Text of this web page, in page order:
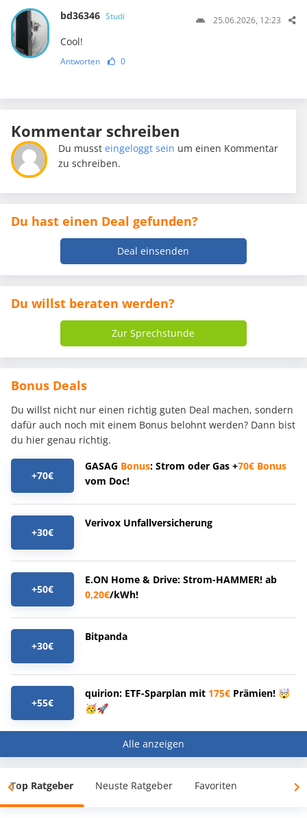
bd36346 Studi 25.06.2026, 12:23
Cool!
Antworten 0
Kommentar schreiben
Du mussteingeloggt sein um einen Kommentar
zu schreiben.
Du hast einen Deal gefunden?
Deal einsenden
Du willst beraten werden?
Zur Sprechstunde
Bonus Deals
Du willst nicht nur einen richtig guten Deal machen, sondern
dafür auch noch mit einem Bonus belohnt werden? Dann bist
du hier genau richtig.
+70€
GASAG Bonus: Strom oder Gas +70€ Bonus
vom Doc!
+30€
Verivox Unfallversicherung
+50€
E.ON Home & Drive: Strom-HAMMER! ab
0,20€/kWh!
+30€
Bitpanda
+55€
quirion: ETF-Sparplan mit 175€ Prämien! 🤯
🥳🚀
Alle anzeigen
Top Ratgeber Neuste Ratgeber Favoriten